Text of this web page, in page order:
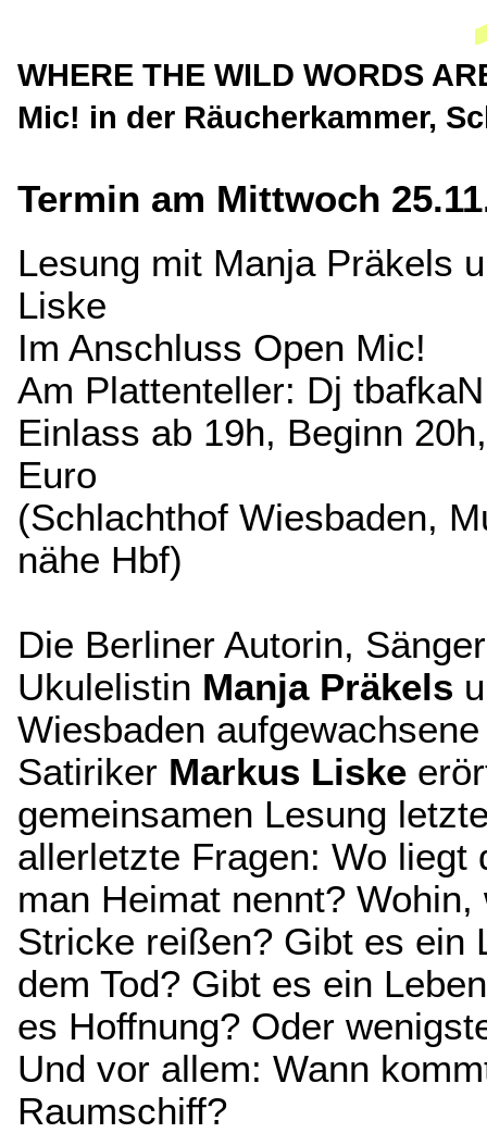
WHERE THE WILD WORDS
Mic! in der Räucherkammer,
Termin am Mittwoch
Lesung mit Manja Präkels
Liske
Im Anschluss Open Mic!
Am Plattenteller: Dj
Einlass ab 19h, Beginn
Euro
(Schlachthof Wiesbaden,
nähe Hbf)
Die Berliner Autorin,
Ukulelistin Manja Präkels
Wiesbaden
Satiriker Markus Liske
gemeinsamen Lesung
allerletzte Fragen: Wo liegt
man Heimat nennt? Wohin,
Stricke reißen? Gibt es ein
dem Tod? Gibt es ein
es Hoffnung? Oder
Und vor allem: Wann
Raumschiff?